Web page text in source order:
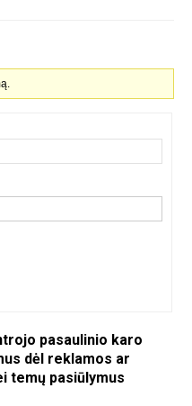
pasaulinio karo
dėl reklamos ar
temų pasiūlymus